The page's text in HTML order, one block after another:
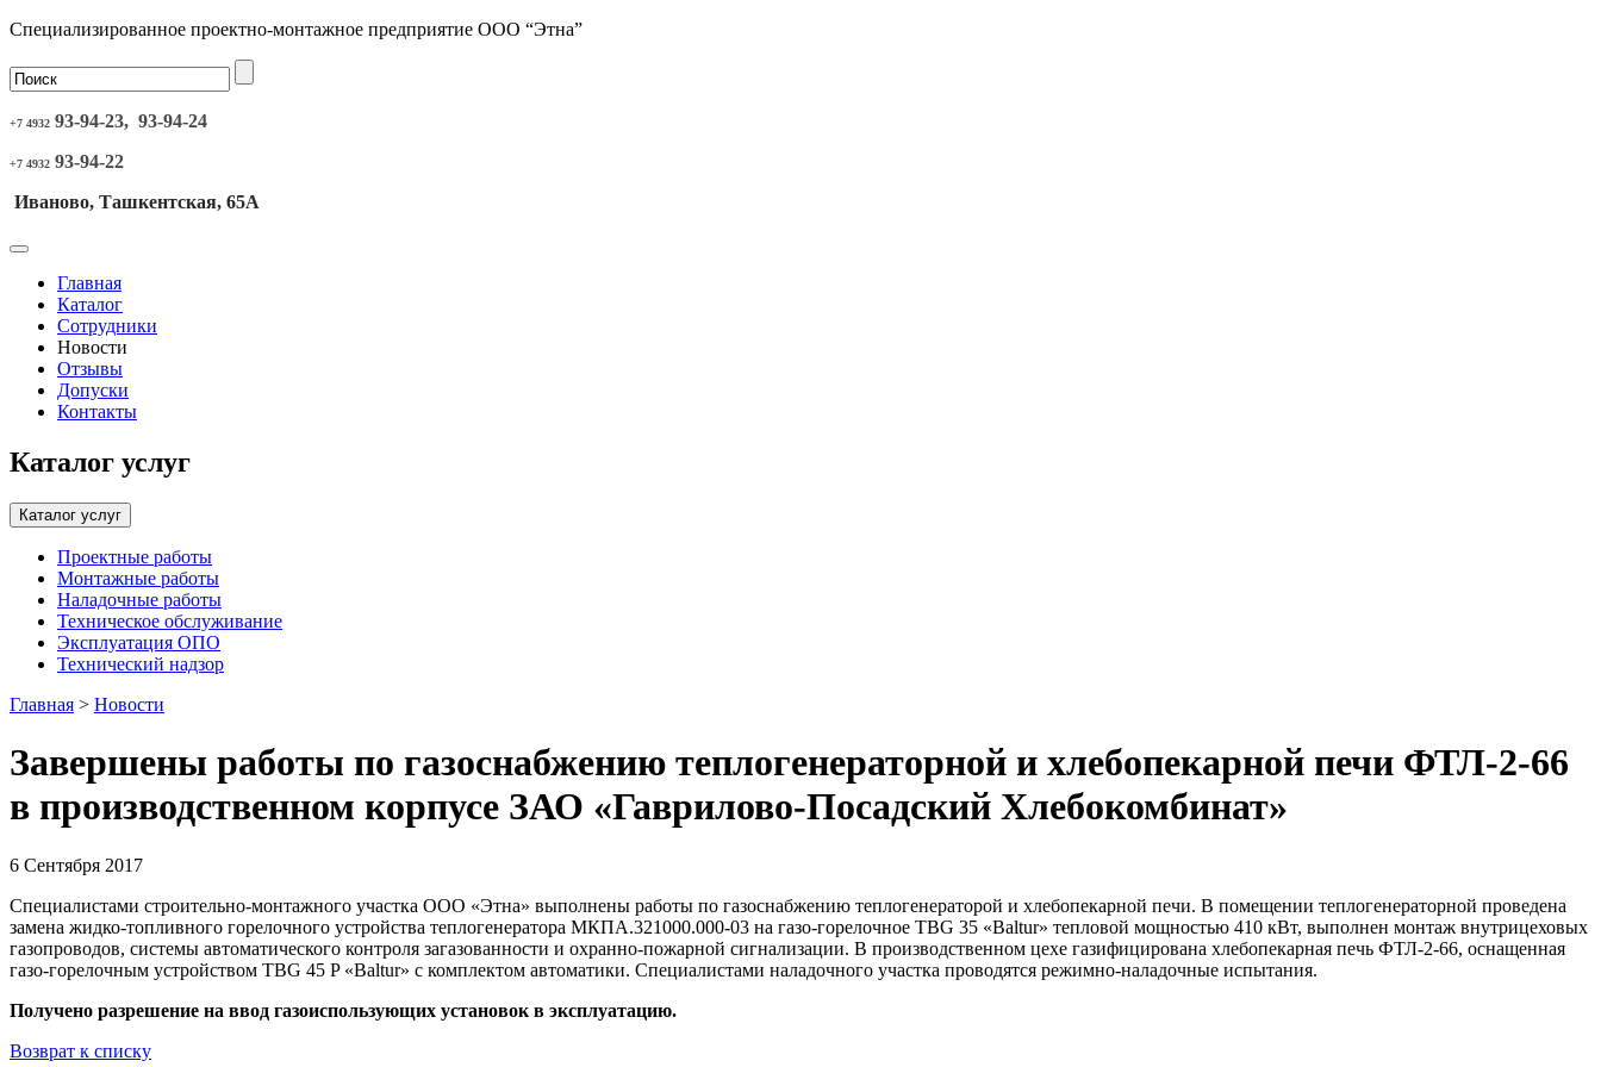
Специализированное проектно-монтажное предприятие ООО “Этна”
+7 4932 93-94-23, 93-94-24
+7 4932 93-94-22
Иваново, Ташкентская, 65А
Главная
Каталог
Сотрудники
Новости
Отзывы
Допуски
Контакты
Каталог услуг
Каталог услуг
Проектные работы
Монтажные работы
Наладочные работы
Техническое обслуживание
Эксплуатация ОПО
Технический надзор
Главная > Новости
Завершены работы по газоснабжению теплогенераторной и хлебопекарной печи ФТЛ-2-66
в производственном корпусе ЗАО «Гаврилово-Посадский Хлебокомбинат»
6 Сентября 2017
Специалистами строительно-монтажного участка ООО «Этна» выполнены работы по газоснабжению теплогенераторой и хлебопекарной печи. В помещении теплогенераторной проведена
замена жидко-топливного горелочного устройства теплогенератора МКПА.321000.000-03 на газо-горелочное TBG 35 «Baltur» тепловой мощностью 410 кВт, выполнен монтаж внутрицеховых
газопроводов, системы автоматического контроля загазованности и охранно-пожарной сигнализации. В производственном цехе газифицирована хлебопекарная печь ФТЛ-2-66, оснащенная
газо-горелочным устройством TBG 45 P «Baltur» с комплектом автоматики. Специалистами наладочного участка проводятся режимно-наладочные испытания.
Получено разрешение на ввод газоиспользующих установок в эксплуатацию.
Возврат к списку